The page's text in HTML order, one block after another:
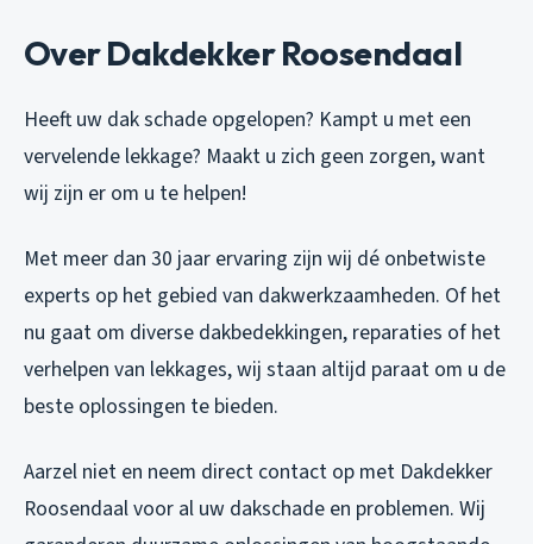
Over Dakdekker Roosendaal
Heeft uw dak schade opgelopen? Kampt u met een
vervelende lekkage? Maakt u zich geen zorgen, want
wij zijn er om u te helpen!
Met meer dan 30 jaar ervaring zijn wij dé onbetwiste
experts op het gebied van dakwerkzaamheden. Of het
nu gaat om diverse dakbedekkingen, reparaties of het
verhelpen van lekkages, wij staan altijd paraat om u de
beste oplossingen te bieden.
Aarzel niet en neem direct contact op met Dakdekker
Roosendaal voor al uw dakschade en problemen. Wij